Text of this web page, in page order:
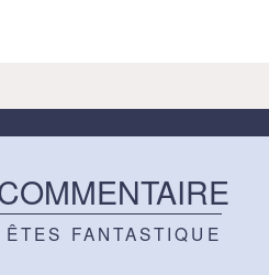
FANTASTIQUE